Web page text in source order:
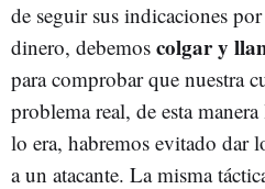
de seguir sus indicaciones
dinero, debemos colgar y
para comprobar que nuestra
problema real, de esta
lo era, habremos evitado dar
a un atacante. La misma